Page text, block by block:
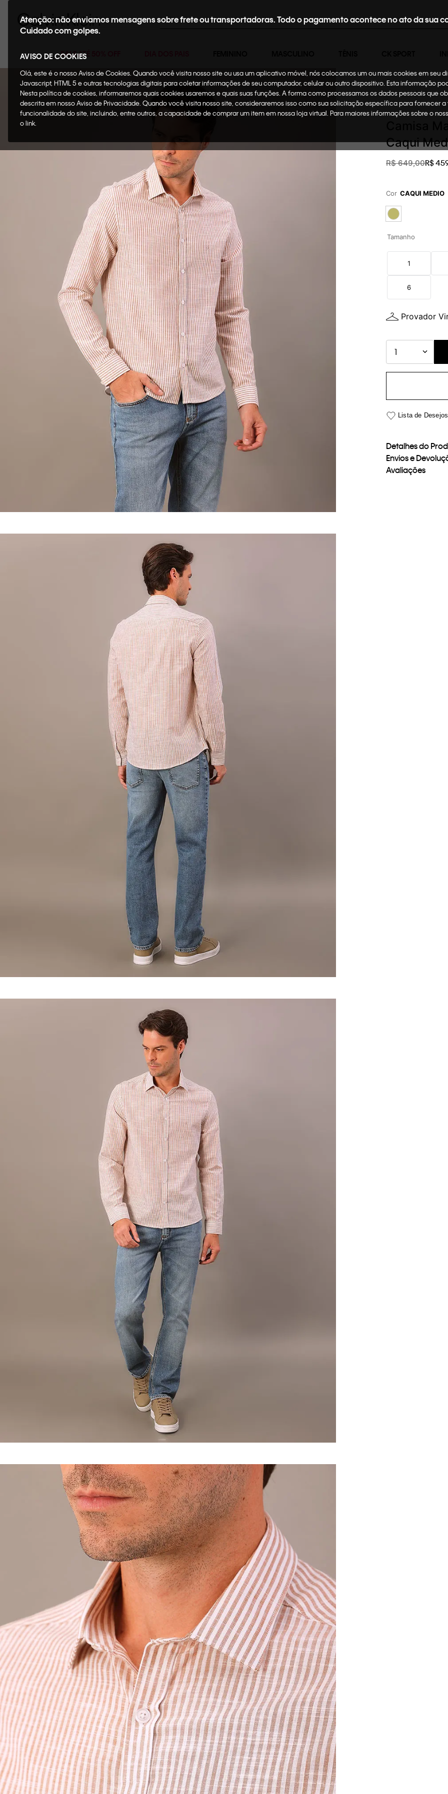
Buscar
SALE ATÉ 50% OFF
Atenção: não enviamos mensagens sobre frete ou transportadoras. Todo o pagamento acontece no ato da sua
Cuidado com golpes.
AVISO DE COOKIES
Olá, este é o nosso Aviso de Cookies. Quando você visita nosso site ou usa um aplicativo móvel, nós colocamos um ou mais cookies em seu
Javascript, HTML 5 e outras tecnologias digitais para coletar informações de seu computador, celular ou outro dispositivo. Esta informação
Nesta política de cookies, informaremos quais cookies usaremos e quais suas funções. A forma como processamos os dados pessoais que
descrita em nosso Aviso de Privacidade. Quando você visita nosso site, consideraremos isso como sua solicitação específica para fornecer
funcionalidade do site, incluindo, entre outros, a capacidade de comprar um item em nossa loja virtual. Para maiores informações sobre o
o link.
Masculino Roupas
Caqui
R$ 649,00R$
Cor CAQUI MEDIO
Tamanho
1
6
Provador
1
Detalhes do
Envios e
Avaliações